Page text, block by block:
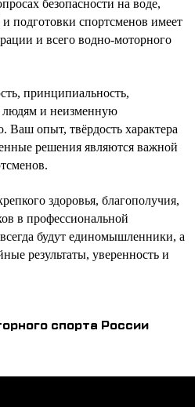
безопасности на воде,
подготовки спортсменов имеет
и всего водно-моторного
принципиальность,
людям и неизменную
Ваш опыт, твёрдость характера
решения являются важной
здоровья, благополучия,
в профессиональной
будут единомышленники, а
результаты, уверенность и
спорта России